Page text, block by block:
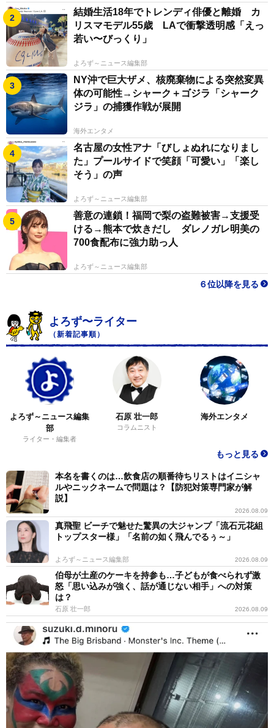
結婚生活18年でトレンディ俳優と離婚 カ
リスマモデル55歳 LAで衝撃透明感「えっ
若い〜びっくり」
よろず～ニュース編集部
NY沖で巨大ザメ、核廃棄物による突然変異
体の可能性→シャーク＋ゴジラ「シャーク
ジラ」の捕獲作戦が展開
海外エンタメ
名古屋の女性アナ「びしょぬれになりまし
た」プールサイドで笑顔「可愛い」「楽し
そう」の声
よろず～ニュース編集部
善意の連鎖！福岡で梨の盗難被害→支援受
ける→熊本で炊きだし ダレノガレ明美の
700食配布に強力助っ人
よろず～ニュース編集部
６位以降を見る
よろず〜ライター
（新着記事順）
よろず～ニュース編集
部
ライター・編集者
石原 壮一郎
コラムニスト
海外エンタメ
もっと見る
本名を書くのは…飲食店の順番待ちリストはイニシャ
ルやニックネームで問題は？【防犯対策専門家が解
説】
2026.08.09
真飛聖 ビーチで魅せた驚異の大ジャンプ「流石元花組
トップスター様」「名前の如く飛んでるぅ～」
よろず～ニュース編集部 2026.08.09
伯母が土産のケーキを持参も…子どもが食べられず激
怒「思い込みが強く、話が通じない相手」への対策
は？
石原 壮一郎 2026.08.09